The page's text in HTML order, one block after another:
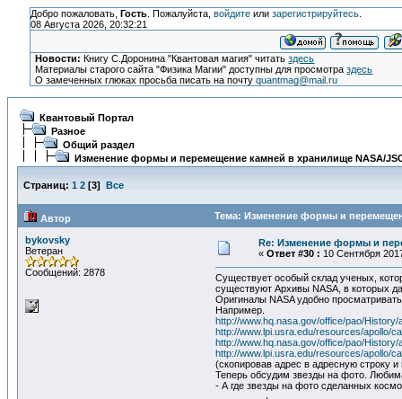
Добро пожаловать, Гость. Пожалуйста, войдитеили зарегистрируйтесь.
08 Августа 2026, 20:32:21
Новости: Книгу С.Доронина "Квантовая магия" читатьздесь
Материалы старого сайта "Физика Магии" доступны для просмотраздесь
О замеченных глюках просьба писать на почтуquantmag@mail.ru
Квантовый Портал
Разное
Общий раздел
Изменение формы и перемещение камней в хранилище NASA/
Страниц: 1 2 [3] Все
Автор Тема: Изменение формы и
bykovsky
Ветеран
Сообщений: 2878
Re: Изменение формы и
« Ответ #30 : 10 Сентября
Существует особый склад ученых,
существуют Архивы NASA, в которых
Оригиналы NASA удобно
Например.
http://www.hq.nasa.gov/office/pao/
http://www.lpi.usra.edu/resources/apollo/
http://www.hq.nasa.gov/office/pao/
http://www.lpi.usra.edu/resources/apollo/
(скопировав адрес в адресную строку
Теперь обсудим звезды на фото.
- А где звезды на фото сделанных